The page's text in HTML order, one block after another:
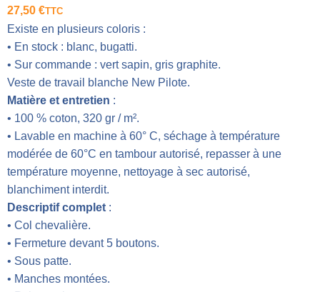
27,50 €TTC
Existe en plusieurs coloris :
• En stock : blanc, bugatti.
• Sur commande : vert sapin, gris graphite.
Veste de travail blanche New Pilote.
Matière et entretien :
• 100 % coton, 320 gr / m².
• Lavable en machine à 60° C, séchage à température
modérée de 60°C en tambour autorisé, repasser à une
température moyenne, nettoyage à sec autorisé,
blanchiment interdit.
Descriptif complet :
• Col chevalière.
• Fermeture devant 5 boutons.
• Sous patte.
• Manches montées.